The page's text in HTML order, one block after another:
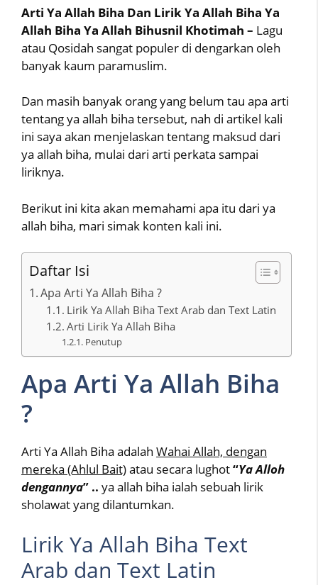
Arti Ya Allah Biha Dan Lirik Ya Allah Biha Ya
Allah Biha Ya Allah Bihusnil Khotimah – Lagu
atau Qosidah sangat populer di dengarkan oleh
banyak kaum paramuslim.
Dan masih banyak orang yang belum tau apa arti
tentang ya allah biha tersebut, nah di artikel kali
ini saya akan menjelaskan tentang maksud dari
ya allah biha, mulai dari arti perkata sampai
liriknya.
Berikut ini kita akan memahami apa itu dari ya
allah biha, mari simak konten kali ini.
Daftar Isi
Apa Arti Ya Allah Biha ?
Lirik Ya Allah Biha Text Arab dan Text Latin
Arti Lirik Ya Allah Biha
Penutup
Apa Arti Ya Allah Biha
?
Arti Ya Allah Biha adalah Wahai Allah, dengan
mereka (Ahlul Bait)atau secara lughot“Ya Alloh
dengannya” .. ya allah biha ialah sebuah lirik
sholawat yang dilantumkan.
Lirik Ya Allah Biha Text
Arab dan Text Latin